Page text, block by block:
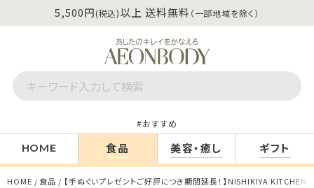
5,500円(税込)以上 送料無料 （一部地域を除く）
おすすめ
HOME 食品 美容・癒し ギフト
HOME 食品
【手ぬぐいプレゼントご好評につき期間延長！】NISHIKIYA